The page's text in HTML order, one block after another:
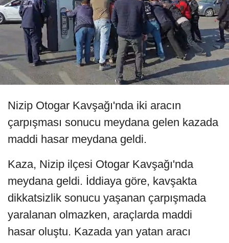
Nizip Otogar Kavşağı'nda iki aracın
çarpışması sonucu meydana gelen kazada
maddi hasar meydana geldi.
Kaza, Nizip ilçesi Otogar Kavşağı'nda
meydana geldi. İddiaya göre, kavşakta
dikkatsizlik sonucu yaşanan çarpışmada
yaralanan olmazken, araçlarda maddi
hasar oluştu. Kazada yan yatan aracı